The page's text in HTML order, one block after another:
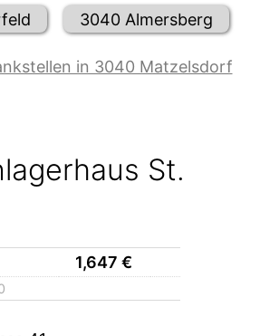
3040 Almersberg
in 3040 Matzelsdorf
St.
1,647 €